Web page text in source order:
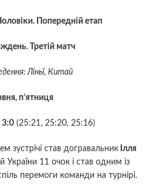
Попередній етап
Третій матч
Ліньї, Китай
п’ятниця
3:0 (25:21, 25:20, 25:16)
зустрічі став догравальник Ілля
України 11 очок і став одним із
перемоги команди на турнірі.